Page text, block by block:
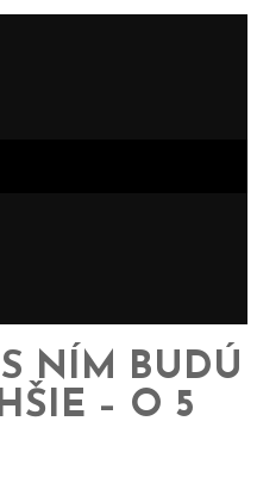
NÍM BUDÚ
– O 5